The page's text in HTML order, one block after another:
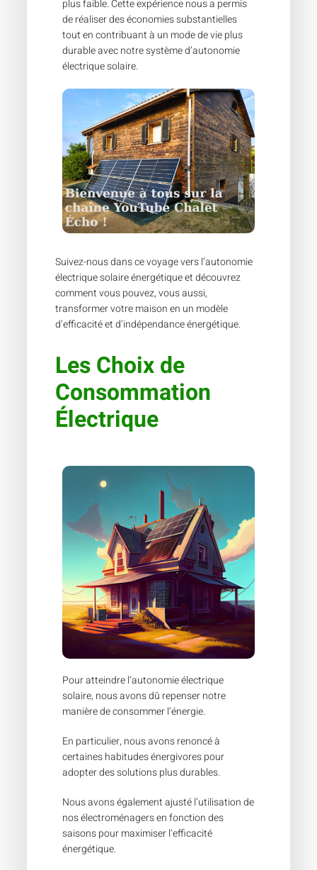
plus faible. Cette expérience nous a permis
de réaliser des économies substantielles
tout en contribuant à un mode de vie plus
durable avec notre système d’autonomie
électrique solaire.
Suivez-nous dans ce voyage vers l’autonomie
électrique solaire énergétique et découvrez
comment vous pouvez, vous aussi,
transformer votre maison en un modèle
d’efficacité et d’indépendance énergétique.
Les Choix de
Consommation
Électrique
Pour atteindre l’autonomie électrique
solaire, nous avons dû repenser notre
manière de consommer l’énergie.
En particulier, nous avons renoncé à
certaines habitudes énergivores pour
adopter des solutions plus durables.
Nous avons également ajusté l’utilisation de
nos électroménagers en fonction des
saisons pour maximiser l’efficacité
énergétique.